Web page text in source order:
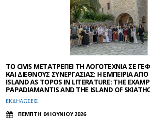
ΤΟ CIVIS ΜΕΤΑΤΡΕΠΕΙ ΤΗ ΛΟΓΟΤΕΧΝΙΑ ΣΕ
ΚΑΙ ΔΙΕΘΝΟΥΣ ΣΥΝΕΡΓΑΣΙΑΣ: Η ΕΜΠΕΙΡΙΑ ΑΠΟ
ISLAND AS TOPOS IN LITERATURE: THE
PAPADIAMANTIS AND THE ISLAND OF
ΕΚΔΗΛΩΣΕΙΣ
ΠΕΜΠΤΗ 04 ΙΟΥΝΙΟΥ 2026